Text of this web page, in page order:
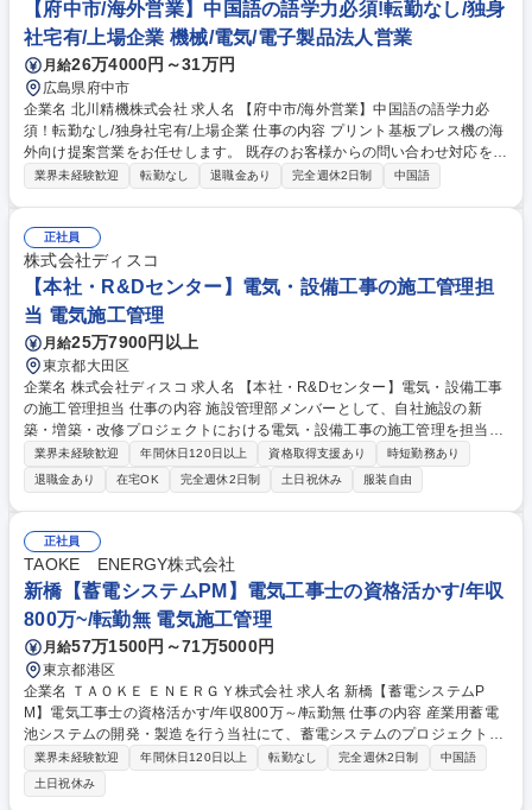
【施設管理】第二種電気工事士限定/残業10H程度/深夜残業無し
【府中市/海外営業】中国語の語学力必須!転勤なし/独身
社宅有/上場企業 機械/電気/電子製品法人営業
月給26万4000円～31万円
広島県府中市
企業名 北川精機株式会社 求人名 【府中市/海外営業】中国語の語学力必
須！転勤なし/独身社宅有/上場企業 仕事の内容 プリント基板プレス機の海
外向け提案営業をお任せします。 既存のお客様からの問い合わせ対応を起
点に、新たなニーズを引き出し、次のお取引へと繋げていく深耕営業がメ
い合わせをいただくことが多い環境です。 ■アプローチ方法: Web会議、
電話、メールを活用した日々のコミュニ ケーションと、現地への出張を組
み合わせて関係性を構築します。 ■出張頻度: 月に1回程度（要件によりま
すが、数泊～1週間程度です） 募集職種 【府中市/海外営業】中国語の語
学力必須！転勤なし/独身社宅有/上場企業
業界未経験歓迎 転勤なし 退職金あり 完全週休2日制 中国語
正社員
株式会社ディスコ
【本社・R&Dセンター】電気・設備工事の施工管理担
当 電気施工管理
月給25万7900円以上
東京都大田区
企業名 株式会社ディスコ 求人名 【本社・R&Dセンター】電気・設備工事
の施工管理担当 仕事の内容 施設管理部メンバーとして、自社施設の新
築・増築・改修プロジェクトにおける電気・設備工事の施工管理を担当い
ただきます。 ※建物への改変は含みません 【具体的には】 自社施設にお
ける電気・設備工事の施工管理/新設、改修プロジェクトの企画、推進/施
工計画の検討、工程・品質・安全管理/協力会社および社内関係部門との調
整/内製工事対応（電気、配管、ダクト等）/既存設備の改善、最適化 募集
職種 【本社・R&Dセンター】電気・設備工事の施工管理担当
業界未経験歓迎 年間休日120日以上 資格取得支援あり
時短勤務あり
退職金あり
在宅OK 完全週休2日制 土日祝休み 服装自由
正社員
TAOKE ENERGY株式会社
新橋【蓄電システムPM】電気工事士の資格活かす/年収
800万~/転勤無 電気施工管理
月給57万1500円～71万5000円
東京都港区
企業名 ＴＡＯＫＥ ＥＮＥＲＧＹ株式会社 求人名 新橋【蓄電システムP
M】電気工事士の資格活かす/年収800万～/転勤無 仕事の内容 産業用蓄電
池システムの開発・製造を行う当社にて、蓄電システムのプロジェクトマ
ネジメントをお任せいたします。不具合調査や品質管理を通じ、顧客へ安
心・安全なシステム導入をサポートする重要な役割です。 技術的な視点か
らプロジェクトを円滑に進行させるポジション。 現場での実作業ではなく
業界未経験歓迎 年間休日120日以上 転勤なし 完全週休2日制
中国語
土日祝休み